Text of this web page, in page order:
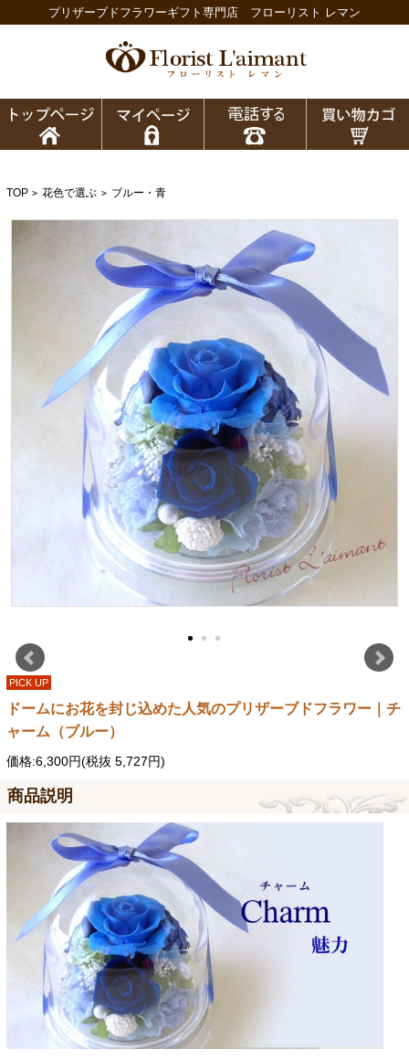
プリザーブドフラワーギフト専門店 フローリスト レマン
TOP > 花色で選ぶ > ブルー・青
PICK UP
ドームにお花を封じ込めた人気のプリザーブドフラワー｜チ
ャーム（ブルー）
価格:6,300円(税抜 5,727円)
商品説明